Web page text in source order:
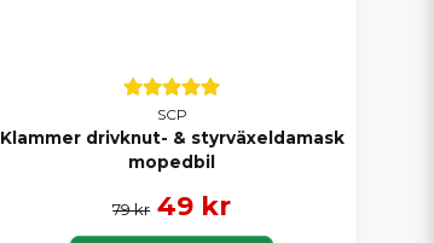
SCP
Klammer drivknut- & styrväxeldamask
mopedbil
79 kr 49 kr